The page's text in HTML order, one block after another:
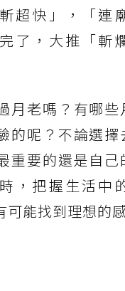
斬超快」，「連
了，大推「斬
月老嗎？有哪
的呢？不論選
重要的還是自
，把握生活中
可能找到理想的